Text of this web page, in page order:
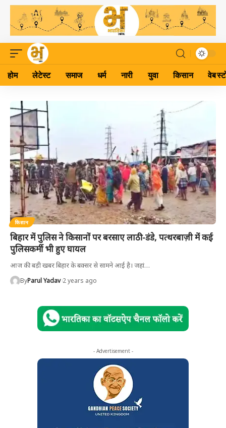
होम लेटेस्ट समाज धर्म नारी युवा किसान वेब
किसान
बिहार में पुलिस ने किसानों पर बरसाए लाठी-डंडे, पत्थरबाज़ी में कई
पुलिसकर्मी भी हुए घायल
आज की बड़ी खबर बिहार के बक्सर से सामने आई है। जहां…
ByParul Yadav 2 years ago
- Advertisement -